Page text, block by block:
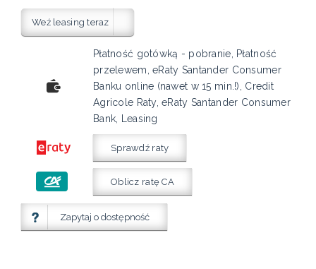
Weź leasing teraz
Płatność gotówką - pobranie, Płatność
przelewem, eRaty Santander Consumer
Banku online (nawet w 15 min.!), Credit
Agricole Raty, eRaty Santander Consumer
Bank, Leasing
Sprawdź raty
Oblicz ratę CA
Zapytaj o dostępność